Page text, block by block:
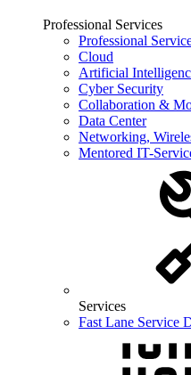
Professional Services
Professional
Cloud
Artificial
Cyber Security
Collaboration &
Data Center
Networking,
Mentored IT-
Services
Fast Lane Service